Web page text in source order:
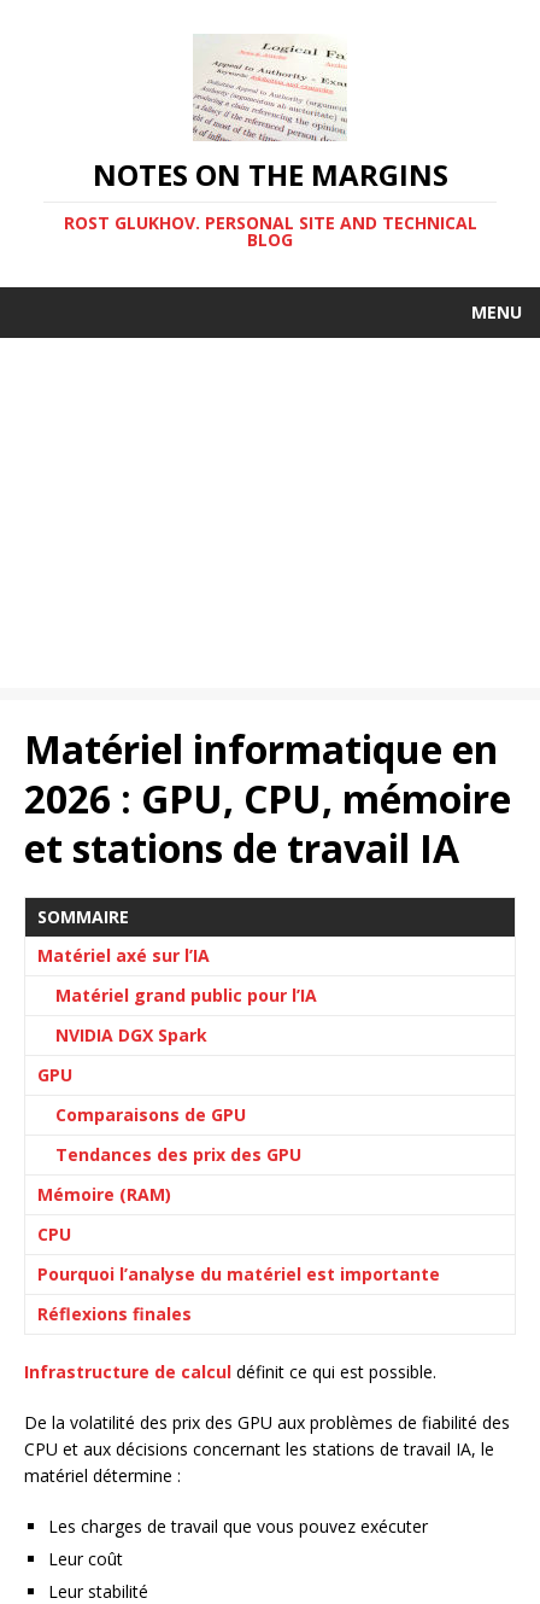
NOTES ON THE MARGINS
ROST GLUKHOV. PERSONAL SITE AND TECHNICAL
BLOG
MENU
Matériel informatique en
2026 : GPU, CPU, mémoire
et stations de travail IA
SOMMAIRE
Matériel axé sur l’IA
Matériel grand public pour l’IA
NVIDIA DGX Spark
GPU
Comparaisons de GPU
Tendances des prix des GPU
Mémoire (RAM)
CPU
Pourquoi l’analyse du matériel est importante
Réflexions finales
Infrastructure de calcul définit ce qui est possible.
De la volatilité des prix des GPU aux problèmes de fiabilité des
CPU et aux décisions concernant les stations de travail IA, le
matériel détermine :
Les charges de travail que vous pouvez exécuter
Leur coût
Leur stabilité